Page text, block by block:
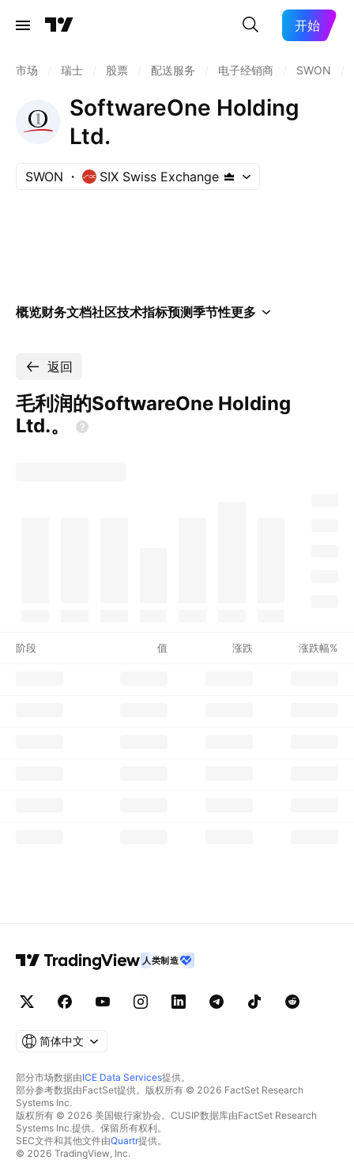
开始
市场 瑞士 股票 配送服务 电子经销商 SWON
SoftwareOne Holding
Ltd.
SWON SIX Swiss Exchange
概览财务文档社区技术指标预测季节性更多
返回
毛利润的SoftwareOne Holding
Ltd.。
阶段 值 涨跌 涨跌幅%
人类制造
简体中文
部分市场数据由ICE Data Services提供。
部分参考数据由FactSet提供。版权所有 © 2026 FactSet Research
Systems Inc.
版权所有 © 2026 美国银行家协会。CUSIP数据库由FactSet Research
Systems Inc.提供。保留所有权利。
SEC文件和其他文件由Quartr提供。
© 2026 TradingView, Inc.